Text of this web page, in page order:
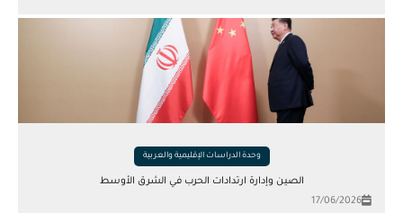
وحدة الدراسات الإقليمية والعربية
الصين وإدارة ارتدادات الحرب في الشرق الأوسط
17/06/2026